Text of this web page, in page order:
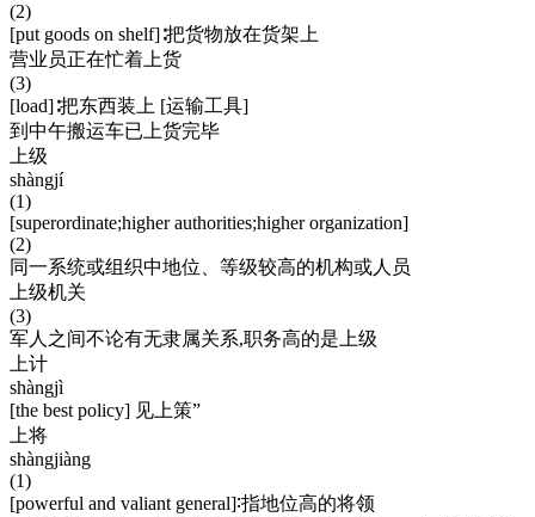
(2)
[put goods on shelf]∶把货物放在货架上
营业员正在忙着上货
(3)
[load]∶把东西装上 [运输工具]
到中午搬运车已上货完毕
上级
shàngjí
(1)
[superordinate;higher authorities;higher organization]
(2)
同一系统或组织中地位、等级较高的机构或人员
上级机关
(3)
军人之间不论有无隶属关系,职务高的是上级
上计
shàngjì
[the best policy] 见上策”
上将
shàngjiàng
(1)
[powerful and valiant general]∶指地位高的将领